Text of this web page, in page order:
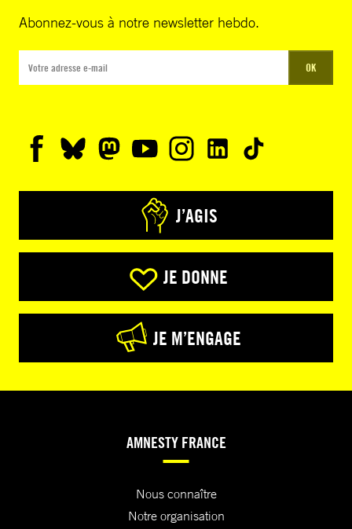
Abonnez-vous à notre newsletter hebdo.
OK
J’AGIS
JE DONNE
JE M’ENGAGE
AMNESTY FRANCE
Nous connaître
Notre organisation